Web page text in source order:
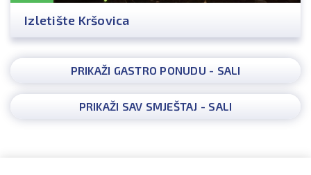
Izletište Kršovica
PRIKAŽI GASTRO PONUDU - SALI
PRIKAŽI SAV SMJEŠTAJ - SALI